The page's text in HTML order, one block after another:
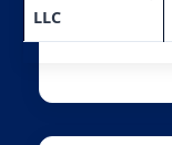
LLC